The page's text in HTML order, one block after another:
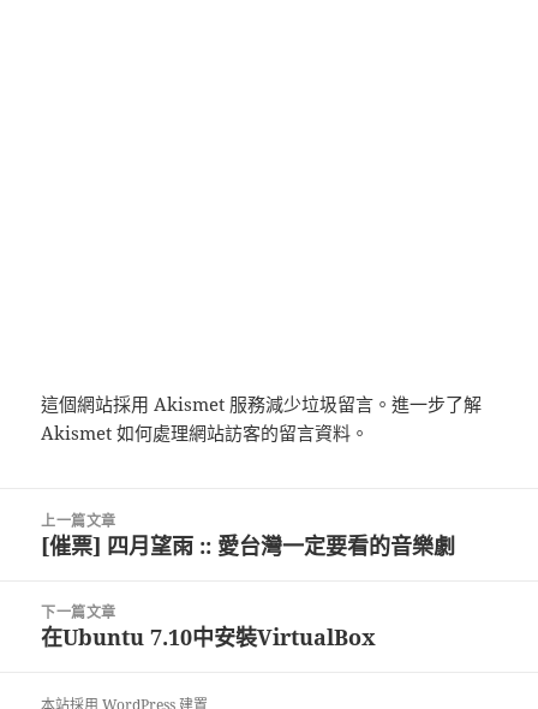
這個網站採用 Akismet 服務減少垃圾留言。進一步了解
Akismet 如何處理網站訪客的留言資料 。
上一篇文章
上
篇
文
[催票] 四月望雨 :: 愛台灣一定要看的音樂劇
下一篇文章
下
篇
在Ubuntu 7.10中安裝VirtualBox
本站採用 WordPress 建置